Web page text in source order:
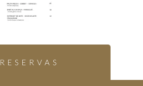
RESERVAS